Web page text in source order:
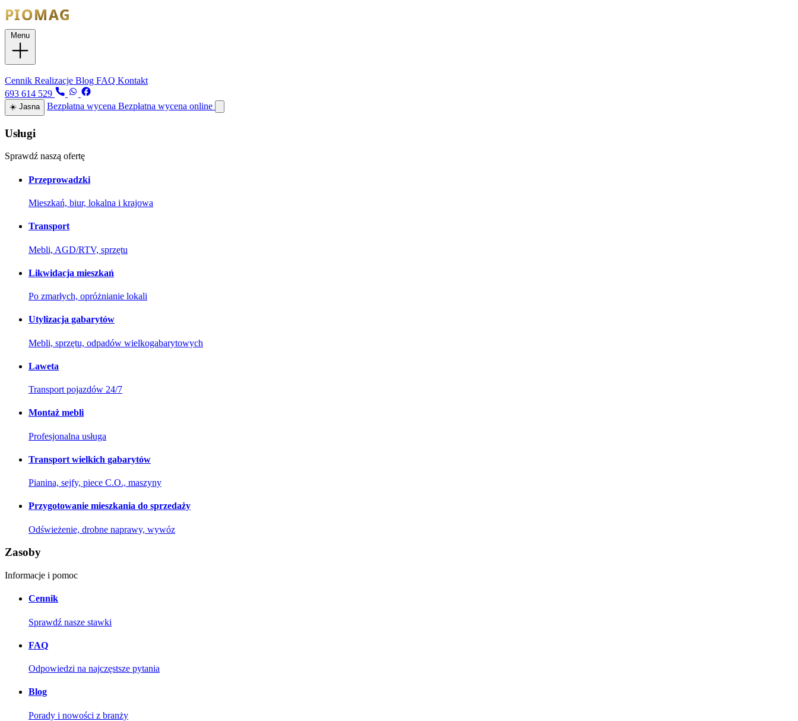
Cennik Realizacje Blog FAQ Kontakt
693 614 529
☀️ Jasna Bezpłatna wycena Bezpłatna wycena online
Usługi
Sprawdź naszą ofertę
Przeprowadzki
Mieszkań, biur, lokalna i krajowa
Transport
Mebli, AGD/RTV, sprzętu
Likwidacja mieszkań
Po zmarłych, opróżnianie lokali
Utylizacja gabarytów
Mebli, sprzętu, odpadów wielkogabarytowych
Laweta
Transport pojazdów 24/7
Montaż mebli
Profesjonalna usługa
Transport wielkich gabarytów
Pianina, sejfy, piece C.O., maszyny
Przygotowanie mieszkania do sprzedaży
Odświeżenie, drobne naprawy, wywóz
Zasoby
Informacje i pomoc
Cennik
Sprawdź nasze stawki
FAQ
Odpowiedzi na najczęstsze pytania
Blog
Porady i nowości z branży